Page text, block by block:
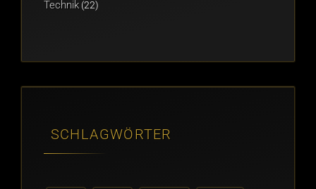
Technik (22)
SCHLAGWÖRTER